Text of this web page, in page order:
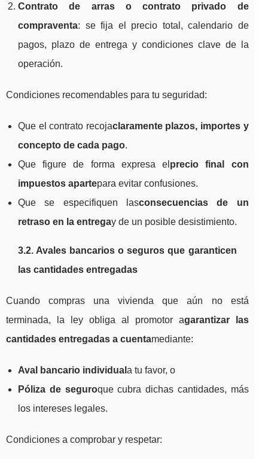
Contrato de arras o contrato privado de
compraventa: se fija el precio total, calendario de
pagos, plazo de entrega y condiciones clave de la
operación.
Condiciones recomendables para tu seguridad:
Que el contrato recojaclaramente plazos, importes y
concepto de cada pago.
Que figure de forma expresa el precio final con
impuestos apartepara evitar confusiones.
Que se especifiquen lasconsecuencias de un
retraso en la entregay de un posible desistimiento.
3.2. Avales bancarios o seguros que garanticen
las cantidades entregadas
Cuando compras una vivienda que aún no está
terminada, la ley obliga al promotor agarantizar las
cantidades entregadas a cuentamediante:
Aval bancario individual a tu favor, o
Póliza de seguroque cubra dichas cantidades, más
los intereses legales.
Condiciones a comprobar y respetar: